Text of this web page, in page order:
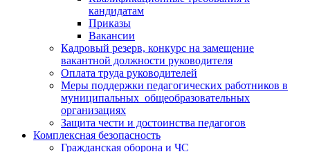
кандидатам
Приказы
Вакансии
Кадровый резерв, конкурс на замещение
вакантной должности руководителя
Оплата труда руководителей
Меры поддержки педагогических работников в
муниципальных общеобразовательных
организациях
Защита чести и достоинства педагогов
Комплексная безопасность
Гражданская оборона и ЧС